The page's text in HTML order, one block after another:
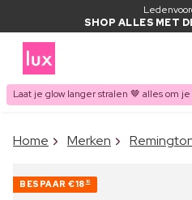
SHOP ALLES MET
Laat je glow langer stralen 🤎 alles om
ITEM
Vaak samen
Home Merken
BESPAAR €18 10